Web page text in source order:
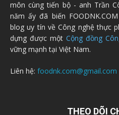
môn cùng tiến bộ - anh Trần
năm ấy đã biến
blog uy tín về Công nghệ thực
dựng được một Cộng đồng
vững mạnh tại Việt Nam.
Liên hệ: foodnk.com@gmail.com
THEO DÕI